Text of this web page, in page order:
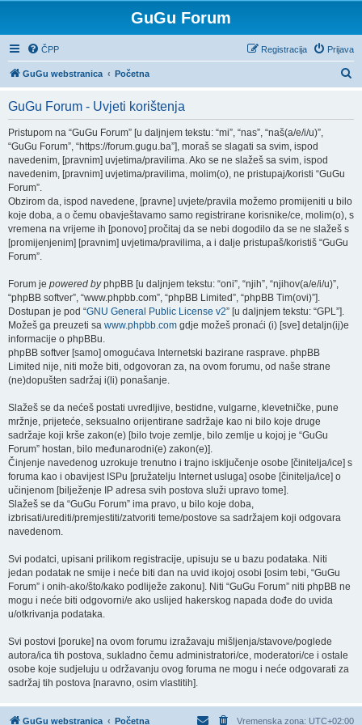
GuGu Forum
ČPP Prijava
Registracija
GuGu webstranica Početna
GuGu Forum - Uvjeti korištenja
Pristupom na “GuGu Forum” [u daljnjem tekstu: “mi”, “nas”, “naš(a/e/i/u)”,
“GuGu Forum”, “https://forum.gugu.ba”], moraš se slagati sa svim, ispod
navedenim, [pravnim] uvjetima/pravilima. Ako se ne slažeš sa svim, ispod
navedenim, [pravnim] uvjetima/pravilima, molim(o), ne pristupaj/koristi “GuGu
Forum”.
Obzirom da, ispod navedene, [pravne] uvjete/pravila možemo promijeniti u bilo
koje doba, a o čemu obavještavamo samo registrirane korisnike/ce, molim(o), s
vremena na vrijeme ih [ponovo] pročitaj da se nebi dogodilo da se ne slažeš s
[promijenjenim] [pravnim] uvjetima/pravilima, a i dalje pristupaš/koristiš “GuGu
Forum”.
Forum je powered byphpBB [u daljnjem tekstu: “oni”, “njih”, “njihov(a/e/i/u)”,
“phpBB softver”, “www.phpbb.com”, “phpBB Limited”, “phpBB Tim(ovi)”].
Dostupan je pod “GNU General Public License v2” [u daljnjem tekstu: “GPL”].
Možeš ga preuzeti sa www.phpbb.com gdje možeš pronaći (i) [sve] detaljn(ij)e
informacije o phpBBu.
phpBB softver [samo] omogućava Internetski bazirane rasprave. phpBB
Limited nije, niti može biti, odgovoran za, na ovom forumu, od naše strane
(ne)dopušten sadržaj i(li) ponašanje.
Slažeš se da nećeš postati uvredljive, bestidne, vulgarne, klevetničke, pune
mržnje, prijeteće, seksualno orijentirane sadržaje kao ni bilo koje druge
sadržaje koji krše zakon(e) [bilo tvoje zemlje, bilo zemlje u kojoj je “GuGu
Forum” hostan, bilo međunarodni(e) zakon(e)].
Činjenje navedenog uzrokuje trenutno i trajno isključenje osobe [činitelja/ice] s
foruma kao i obavijest ISPu [pružatelju Internet usluga] osobe [činitelja/ice] o
učinjenom [bilježenje IP adresa svih postova služi upravo tome].
Slažeš se da “GuGu Forum” ima pravo, u bilo koje doba,
izbrisati/urediti/premjestiti/zatvoriti teme/postove sa sadržajem koji odgovara
navedenom.
Svi podatci, upisani prilikom registracije, upisuju se u bazu podataka. Niti
jedan podatak ne smije i neće biti dan na uvid ikojoj osobi [osim tebi, “GuGu
Forum” i onih-ako/što/kako podliježe zakonu]. Niti “GuGu Forum” niti phpBB ne
mogu i neće biti odgovorni/e ako uslijed hakerskog napada dođe do uvida
u/otkrivanja podataka.
Svi postovi [poruke] na ovom forumu izražavaju mišljenja/stavove/poglede
autora/ica tih postova, sukladno čemu administratori/ce, moderatori/ce i ostale
osobe koje sudjeluju u održavanju ovog foruma ne mogu i neće odgovarati za
sadržaj tih postova [naravno, osim vlastitih].
GuGu webstranica Početna Vremenska zona: UTC+02:00